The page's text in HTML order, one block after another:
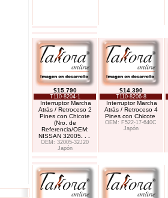
$15.790
T110-8204-1
Interruptor Marcha
Atrás / Retroceso 2
Pines con Chicote
(Nro. de
Referencia/OEM:
NISSAN 32005. . .
OEM: 32005-32J20
Japón
$14.390
T110-8206-8
Interruptor Marcha
Atrás / Retroceso 4
Pines con Chicote
OEM: F522-17-640C
Japón